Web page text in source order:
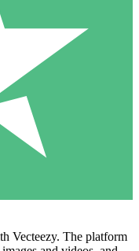
Vecteezy. The platform